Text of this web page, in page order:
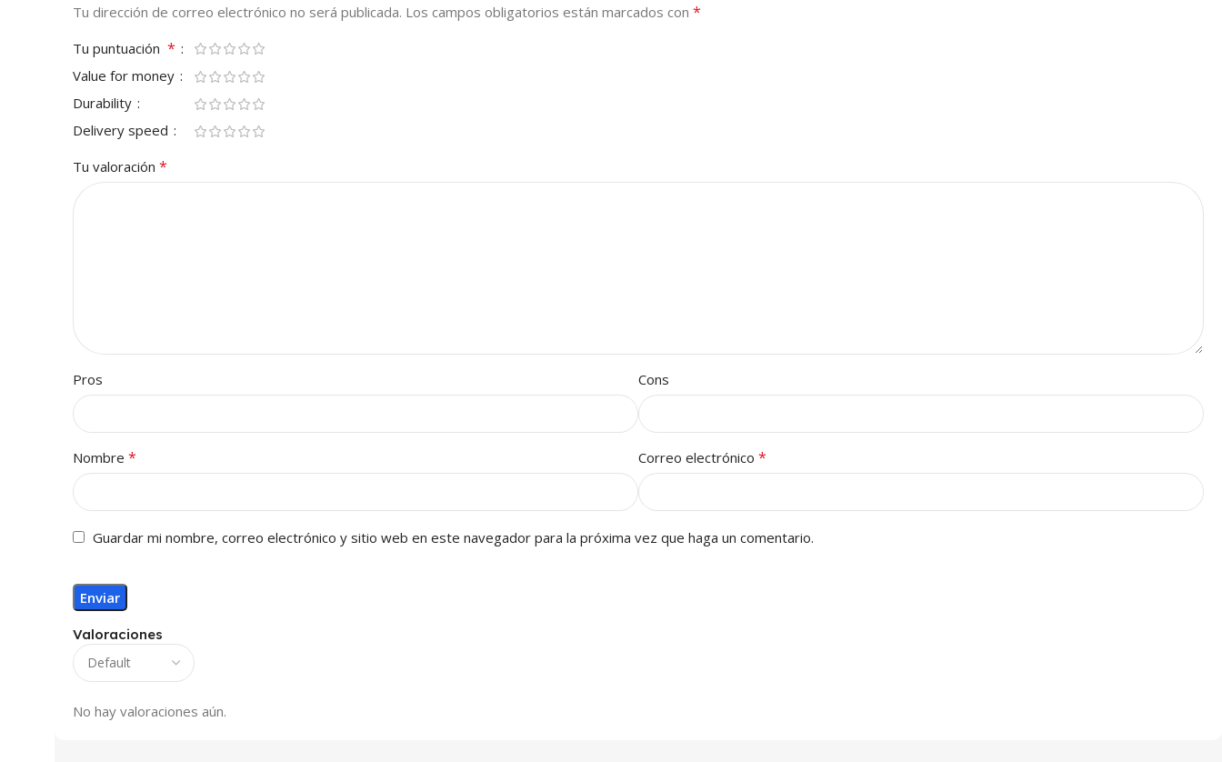
Valoraciones
No hay valoraciones aún.
Tu dirección de correo electrónico no será publicada. Los campos obligatorios están marcados con *
Tu puntuación *
Value for money
Durability
Delivery speed
Tu valoración *
Pros Cons
Nombre * Correo electrónico *
Guardar mi nombre, correo electrónico y sitio web en este navegador para la próxima vez que haga un comentario.